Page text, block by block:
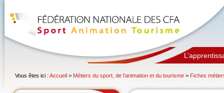
Vous êtes ici : Accueil > Métiers du sport, de l'animation et du tourisme > Fiches